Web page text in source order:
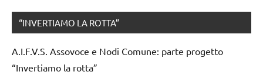
“INVERTIAMO LA ROTTA”
A.I.F.V.S. Assovoce e Nodi Comune: parte progetto
“Invertiamo la rotta”